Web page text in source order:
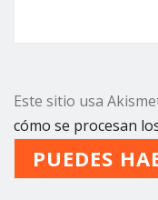
Este sitio usa
cómo se procesan
PUEDES